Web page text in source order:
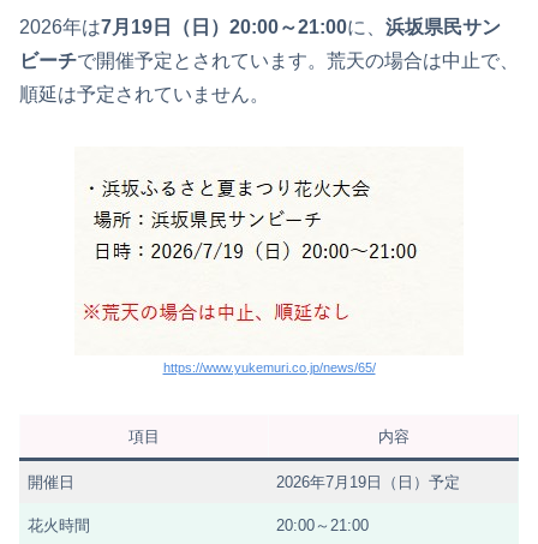
2026年は7月19日（日）20:00～21:00に、 浜坂県民サン
ビーチで開催予定とされています。荒天の場合は中止で、
順延は予定されていません。
https://www.yukemuri.co.jp/news/65/
項目 内容
開催日 2026年7月19日（日）予定
花火時間 20:00～21:00